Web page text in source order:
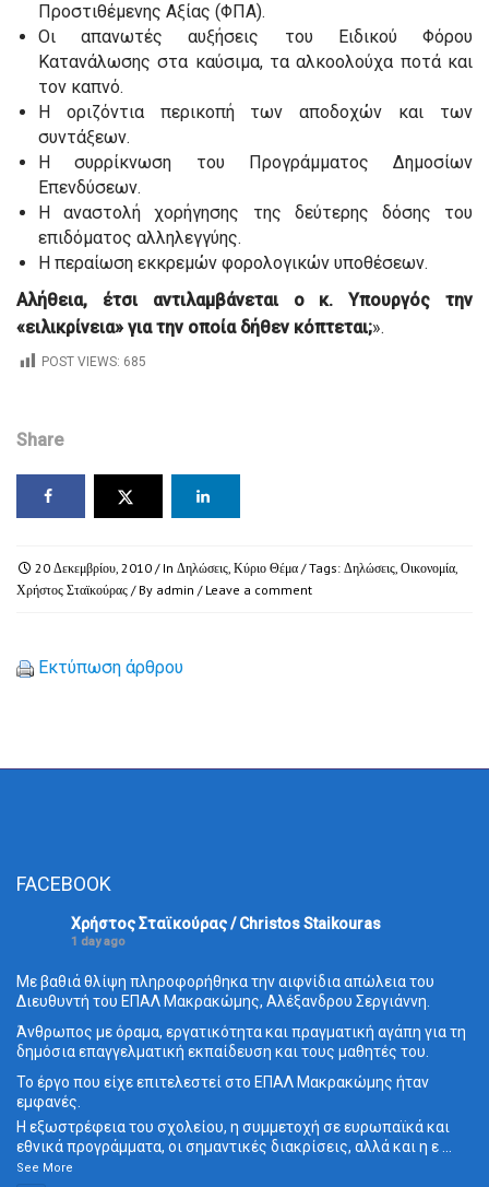
Προστιθέμενης Αξίας (ΦΠΑ).
Οι απανωτές αυξήσεις του Ειδικού Φόρου
Κατανάλωσης στα καύσιμα, τα αλκοολούχα ποτά και
τον καπνό.
Η οριζόντια περικοπή των αποδοχών και των
συντάξεων.
Η συρρίκνωση του Προγράμματος Δημοσίων
Επενδύσεων.
Η αναστολή χορήγησης της δεύτερης δόσης του
επιδόματος αλληλεγγύης.
Η περαίωση εκκρεμών φορολογικών υποθέσεων.
Αλήθεια, έτσι αντιλαμβάνεται ο κ. Υπουργός την
«ειλικρίνεια» για την οποία δήθεν κόπτεται;».
POST VIEWS: 685
Share
20 Δεκεμβρίου, 2010 / In Δηλώσεις, Κύριο Θέμα / Tags: Δηλώσεις, Οικονομία,
Χρήστος Σταϊκούρας / By admin / Leave a comment
Εκτύπωση άρθρου
FACEBOOK
Χρήστος Σταϊκούρας / Christos Staikouras
1 day ago
Με βαθιά θλίψη πληροφορήθηκα την αιφνίδια απώλεια του
Διευθυντή του ΕΠΑΛ Μακρακώμης, Αλέξανδρου Σεργιάννη.
Άνθρωπος με όραμα, εργατικότητα και πραγματική αγάπη για τη
δημόσια επαγγελματική εκπαίδευση και τους μαθητές του.
Το έργο που είχε επιτελεστεί στο ΕΠΑΛ Μακρακώμης ήταν
εμφανές.
Η εξωστρέφεια του σχολείου, η συμμετοχή σε ευρωπαϊκά και
εθνικά προγράμματα, οι σημαντικές διακρίσεις, αλλά και η ε...
See More